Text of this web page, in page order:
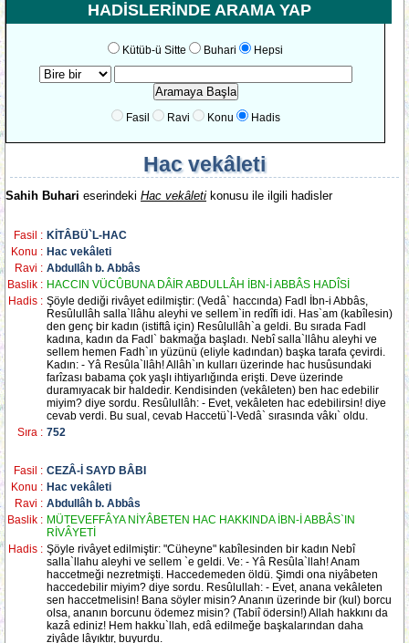
HADİSLERİNDE ARAMA YAP
Kütüb-ü Sitte Buhari Hepsi
Fasil Ravi Konu Hadis
Hac vekâleti
Sahih Buhari eserindeki Hac vekâleti konusu ile ilgili hadisler
Fasil : KİTÂBÜ`L-HAC
Konu : Hac vekâleti
Ravi : Abdullâh b. Abbâs
Baslik : HACCIN VÜCÛBUNA DÂİR ABDULLÂH İBN-İ ABBÂS HADÎSİ
Hadis : Şöyle dediği rivâyet edilmiştir: (Vedâ` haccında) Fadl İbn-i Abbâs,
Resûlullâh salla`llâhu aleyhi ve sellem`in redîfi idi. Has`am (kabîlesin)
den genç bir kadın (istiftâ için) Resûlullâh`a geldi. Bu sırada Fadl
kadına, kadın da Fadl` bakmağa başladı. Nebî salla`llâhu aleyhi ve
sellem hemen Fadh`ın yüzünü (eliyle kadından) başka tarafa çevirdi.
Kadın: - Yâ Resûla`llâh! Allâh`ın kulları üzerinde hac husûsundaki
farîzası babama çok yaşlı ihtiyarlığında erişti. Deve üzerinde
duramıyacak bir haldedir. Kendisinden (vekâleten) ben hac edebilir
miyim? diye sordu. Resûlullâh: - Evet, vekâleten hac edebilirsin! diye
cevab verdi. Bu sual, cevab Haccetü`l-Vedâ` sırasında vâkı` oldu.
Sıra : 752
Fasil : CEZÂ-İ SAYD BÂBI
Konu : Hac vekâleti
Ravi : Abdullâh b. Abbâs
Baslik : MÜTEVEFFÂYA NİYÂBETEN HAC HAKKINDA İBN-İ ABBÂS`IN
RİVÂYETİ
Hadis : Şöyle rivâyet edilmiştir: "Cüheyne" kabîlesinden bir kadın Nebî
salla`llahu aleyhi ve sellem `e geldi. Ve: - Yâ Resûla`llah! Anam
haccetmeği nezretmişti. Haccedemeden öldü. Şimdi ona niyâbeten
haccedebilir miyim? diye sordu. Resûlullah: - Evet, anana vekâleten
sen haccetmelisin! Bana söyler misin? Ananın üzerinde bir (kul) borcu
olsa, ananın borcunu ödemez misin? (Tabiî ödersin!) Allah hakkını da
kazâ ediniz! Hem hakku`llah, edâ edilmeğe başkalarından daha
ziyâde lâyıktır, buyurdu.